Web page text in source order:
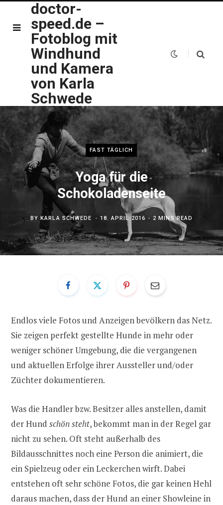
doctor-
speed.de –
Fotoblog mit
Windhund
und Kamera
von Karla
Schwede
FAST TÄGLICH
Yoga für die
Schokoladenseite
BYKARLA SCHWEDE 18. APRIL 2016 2 MINS READ
Endlos viele Fotos und Anzeigen bevölkern das Netz.
Sie zeigen perfekt gestellte Hunde in mehr oder
weniger schöner Umgebung, die die vergangenen
und aktuellen Erfolge ihrer Aussteller und/oder
Züchter dokumentieren.
Was die Handler bzw. Besitzer alles anstellen, damit
der Hund schön steht, bekommt man in der Regel gar
nicht zu sehen. Oft steht außerhalb des
Bildausschnittes noch eine Person die animiert, die
ein Spielzeug oder ein Leckerchen wirft. Dabei
entstehen oft sehr schöne Fotos, die gar keinen Hehl
daraus machen, dass der Hund an einer Showleine in